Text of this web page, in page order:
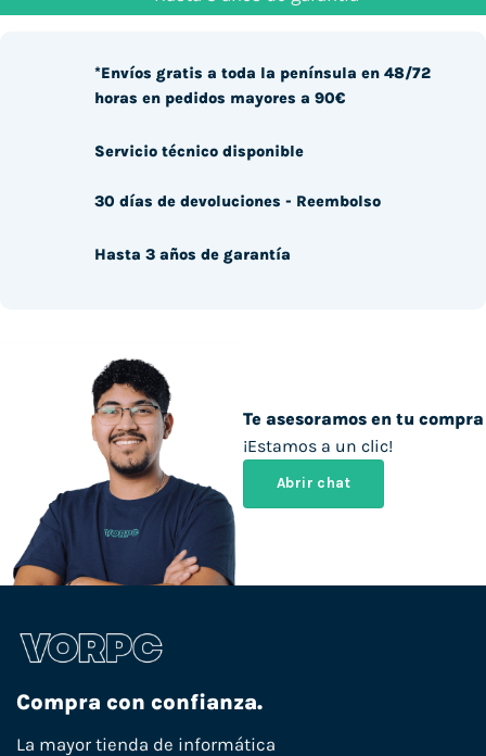
Te asesoramos en tu compra
¡Estamos a un clic!
Abrir chat
*Envíos gratis a toda la península en 48/72
horas en pedidos mayores a 90€
Servicio técnico disponible
30 días de devoluciones - Reembolso
Hasta 3 años de garantía
Compra con confianza.
La mayor tienda de informática